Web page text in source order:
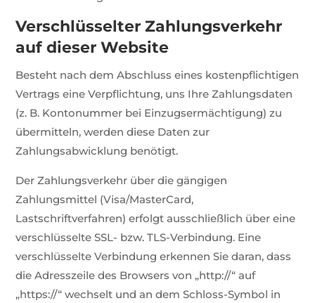
Verschlüsselter Zahlungsverkehr
auf dieser Website
Besteht nach dem Abschluss eines kostenpflichtigen
Vertrags eine Verpflichtung, uns Ihre Zahlungsdaten
(z. B. Kontonummer bei Einzugsermächtigung) zu
übermitteln, werden diese Daten zur
Zahlungsabwicklung benötigt.
Der Zahlungsverkehr über die gängigen
Zahlungsmittel (Visa/MasterCard,
Lastschriftverfahren) erfolgt ausschließlich über eine
verschlüsselte SSL- bzw. TLS-Verbindung. Eine
verschlüsselte Verbindung erkennen Sie daran, dass
die Adresszeile des Browsers von „http://“ auf
„https://“ wechselt und an dem Schloss-Symbol in